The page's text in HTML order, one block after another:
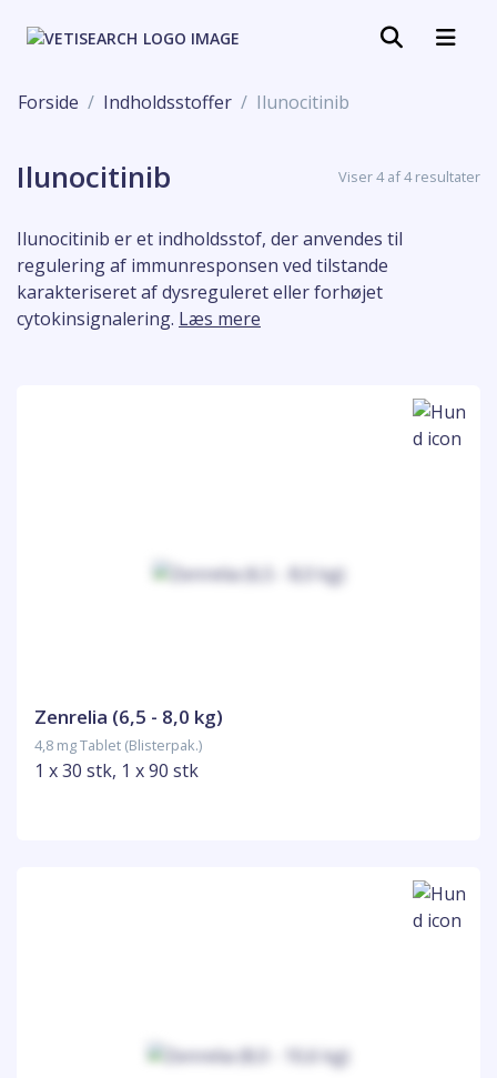
Forside Indholdsstoffer Ilunocitinib
Ilunocitinib Viser 4 af 4 resultater
Ilunocitinib er et indholdsstof, der anvendes til
regulering af immunresponsen ved tilstande
karakteriseret af dysreguleret eller forhøjet
cytokinsignalering. Læs mere
Zenrelia (6,5 - 8,0 kg)
4,8 mg Tablet (Blisterpak.)
1 x 30 stk, 1 x 90 stk